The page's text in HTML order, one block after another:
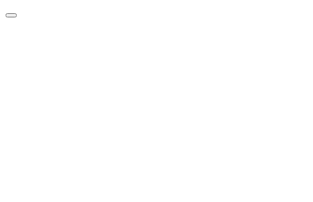
Navigationsmenü